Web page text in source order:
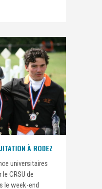
À RODEZ
universitaires
CRSU de
le week-end